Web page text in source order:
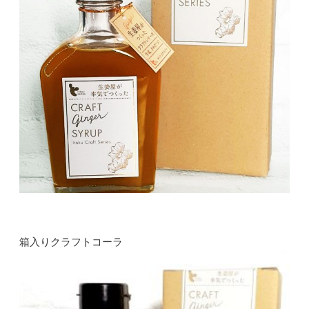
箱入りクラフトコーラ